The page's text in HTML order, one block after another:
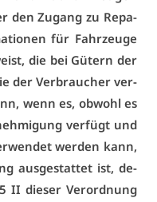
den Zu­gang zu Re­pa­
für Fahr­zeu­ge
die bei Gü­tern der
der Ver­brau­cher ver­
wenn es, ob­wohl es
ver­fügt und
wer­den kann,
aus­ge­stat­tet ist, de­
II die­ser Ver­ord­nung